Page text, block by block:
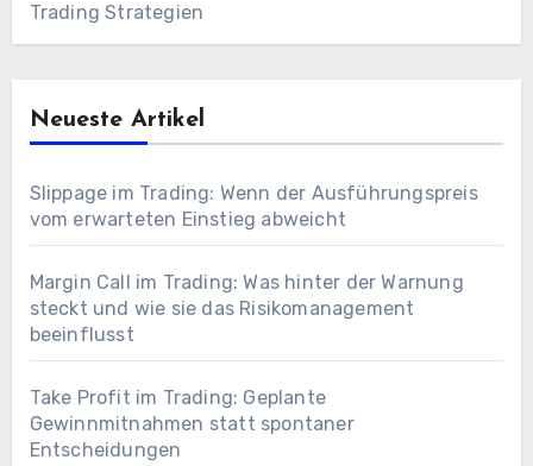
Trading Strategien
Neueste Artikel
Slippage im Trading: Wenn der Ausführungspreis
vom erwarteten Einstieg abweicht
Margin Call im Trading: Was hinter der Warnung
steckt und wie sie das Risikomanagement
beeinflusst
Take Profit im Trading: Geplante
Gewinnmitnahmen statt spontaner
Entscheidungen